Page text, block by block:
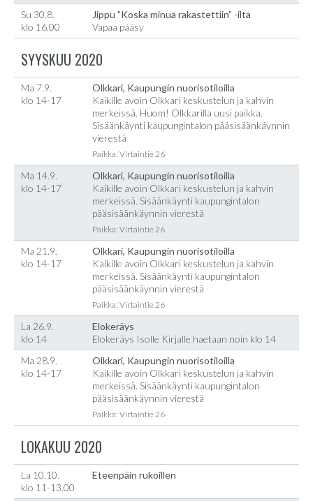
Su 30.8.
klo 16.00
Jippu ”Koska minua rakastettiin” -ilta
Vapaa pääsy
SYYSKUU 2020
Ma 7.9.
klo 14-17
Olkkari, Kaupungin nuorisotiloilla
Kaikille avoin Olkkari keskustelun ja kahvin
merkeissä. Huom! Olkkarilla uusi paikka.
Sisäänkäynti kaupungintalon pääsisäänkäynnin
vierestä
Paikka: Virtaintie 26
Ma 14.9.
klo 14-17
Olkkari, Kaupungin nuorisotiloilla
Kaikille avoin Olkkari keskustelun ja kahvin
merkeissä. Sisäänkäynti kaupungintalon
pääsisäänkäynnin vierestä
Paikka: Virtaintie 26
Ma 21.9.
klo 14-17
Olkkari, Kaupungin nuorisotiloilla
Kaikille avoin Olkkari keskustelun ja kahvin
merkeissä. Sisäänkäynti kaupungintalon
pääsisäänkäynnin vierestä
Paikka: Virtaintie 26
La 26.9.
klo 14
Elokeräys
Elokeräys Isolle Kirjalle haetaan noin klo 14
Ma 28.9.
klo 14-17
Olkkari, Kaupungin nuorisotiloilla
Kaikille avoin Olkkari keskustelun ja kahvin
merkeissä. Sisäänkäynti kaupungintalon
pääsisäänkäynnin vierestä
Paikka: Virtaintie 26
LOKAKUU 2020
La 10.10.
klo 11-13.00
Eteenpäin rukoillen